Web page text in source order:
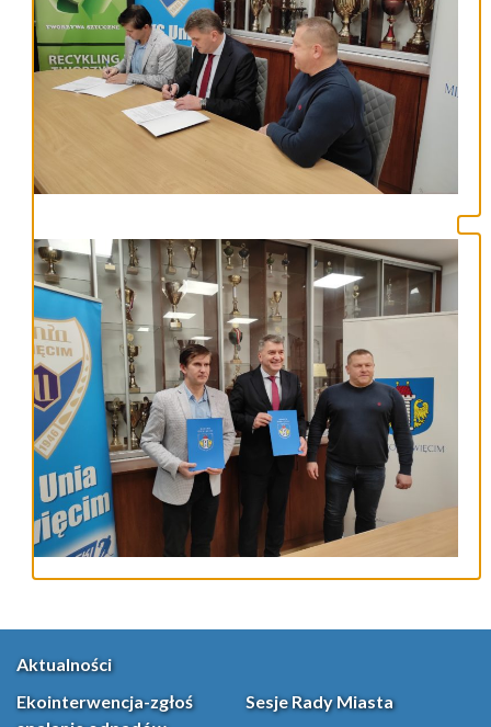
Aktualności
Ekointerwencja-zgłoś
Sesje Rady Miasta